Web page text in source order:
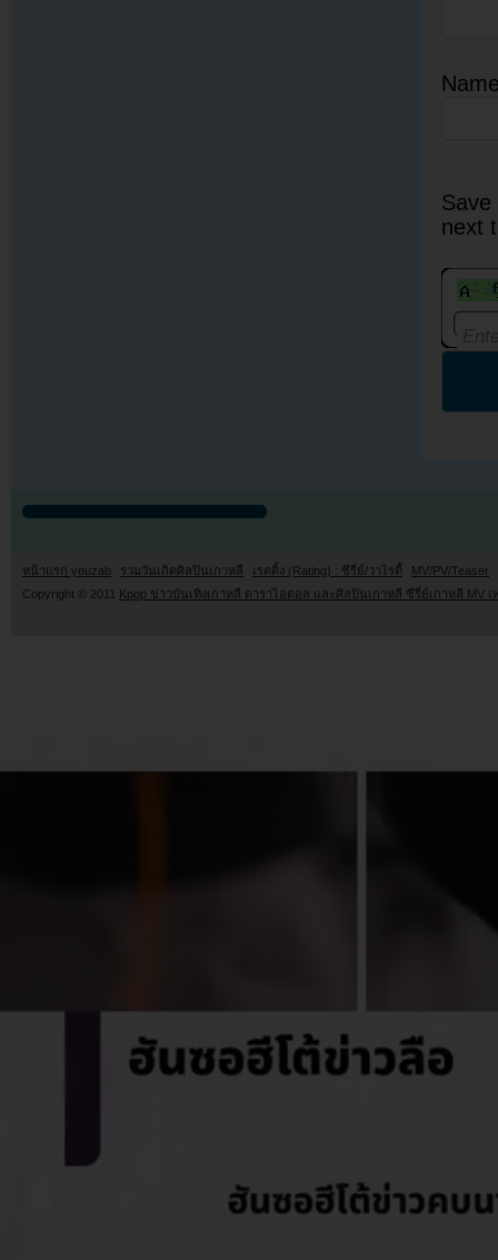
next
หน้าแรก youzab รวมวันเกิดศิลปินเกาหลี เรตติ้ง (Rating) : ซีรี่ย์/วาไรตี้
MV/PV/Teaser
Copyright © 2011
Kpop ข่าวบันเทิงเกาหลี ดาราไอดอล และศิลปินเกาหลี ซีรี่ย์เกาหลี MV